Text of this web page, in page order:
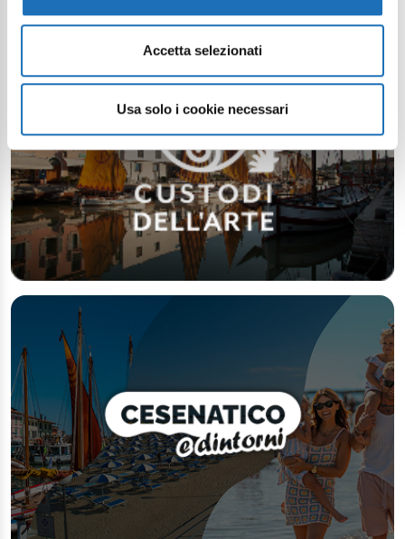
Accetta selezionati
Usa solo i cookie necessari